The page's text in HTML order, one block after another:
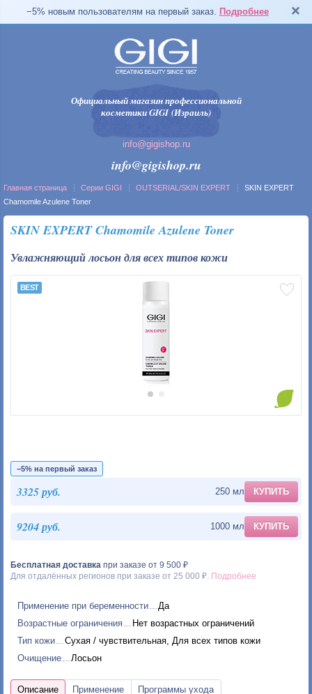
−5% новым пользователям на первый заказ. Подробнее
Официальный магазин профессиональной
косметики GIGI (Израиль)
info@gigishop.ru
info@gigishop.ru
Главная страница Серии GIGI OUTSERIAL/SKIN EXPERT
SKIN EXPERT
Chamomile Azulene Toner
SKIN EXPERT Chamomile Azulene Toner
Увлажняющий лосьон для всех типов кожи
−5% на первый заказ
3325 руб. 250 мл КУПИТЬ
9204 руб. 1000 мл КУПИТЬ
Бесплатная доставка при заказе от 9 500 ₽
Для отдалённых регионов при заказе от 25 000 ₽. Подробнее
Применение при беременности
Да
Возрастные ограничения
Нет возрастных ограничений
Тип кожи
Сухая / чувствительная, Для всех типов кожи
Очищение
Лосьон